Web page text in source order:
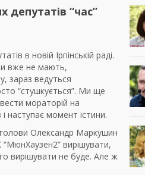
“час”
в новій Ірпінській раді.
вже не мають,
зараз ведуться
“стушкується”. Ми ще
мораторій на
наступає момент істини.
Олександр Маркушин
вирішувати,
вирішувати не буде. Але ж